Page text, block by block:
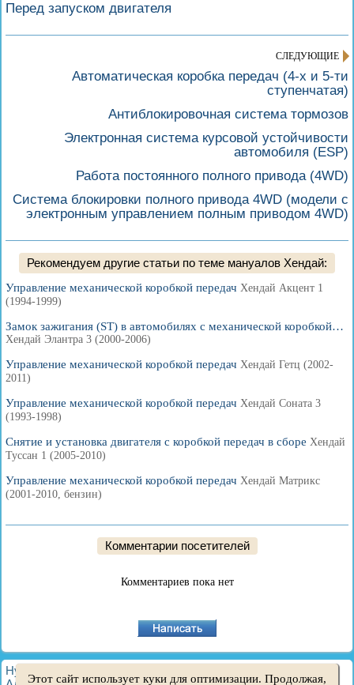
Перед запуском двигателя
СЛЕДУЮЩИЕ
Автоматическая коробка передач (4-х и 5-ти
ступенчатая)
Антиблокировочная система тормозов
Электронная система курсовой устойчивости
автомобиля (ESP)
Работа постоянного полного привода (4WD)
Система блокировки полного привода 4WD (модели с
электронным управлением полным приводом 4WD)
Рекомендуем другие статьи по теме мануалов Хендай:
Управление механической коробкой передач Хендай Акцент 1
(1994-1999)
Замок зажигания (ST) в автомобилях с механической коробкой…
Хендай Элантра 3 (2000-2006)
Управление механической коробкой передач Хендай Гетц (2002-
2011)
Управление механической коробкой передач Хендай Соната 3
(1993-1998)
Снятие и установка двигателя с коробкой передач в сборе Хендай
Туссан 1 (2005-2010)
Управление механической коробкой передач Хендай Матрикс
(2001-2010, бензин)
Комментарии посетителей
Комментариев пока нет
HyundaiBook.ru © 2018-2026
·
Этот сайт использует куки для оптимизации. Продолжая,